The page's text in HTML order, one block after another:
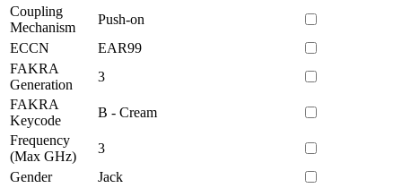
Coupling
Mechanism
Push-on
ECCN
EAR99
FAKRA
Generation
3
FAKRA
Keycode
B - Cream
Frequency
(Max GHz)
3
Gender
Jack